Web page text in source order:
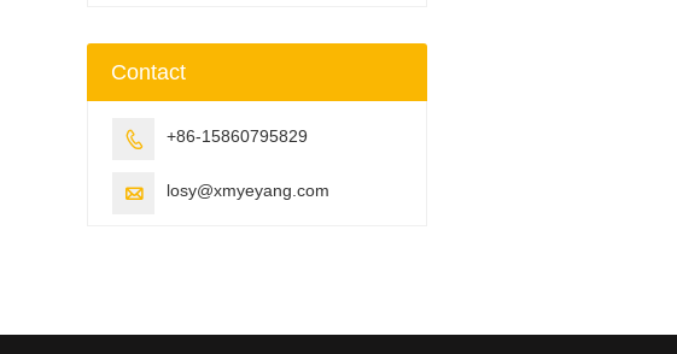
Contact
 +86-15860795829
 losy@xmyeyang.com